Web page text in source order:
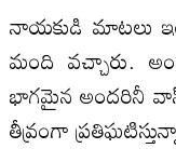
నాయకుడి మాటలు
మంది వచ్చారు.
భాగమైన అందరినీ
తీవ్రంగా